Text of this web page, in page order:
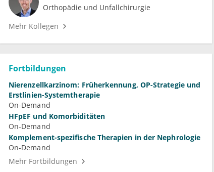
Orthopädie und Unfallchirurgie
Mehr Kollegen
Fortbildungen
Nierenzellkarzinom: Früherkennung, OP-Strategie und
Erstlinien-Systemtherapie
On-Demand
HFpEF und Komorbiditäten
On-Demand
Komplement-spezifische Therapien in der Nephrologie
On-Demand
Mehr Fortbildungen